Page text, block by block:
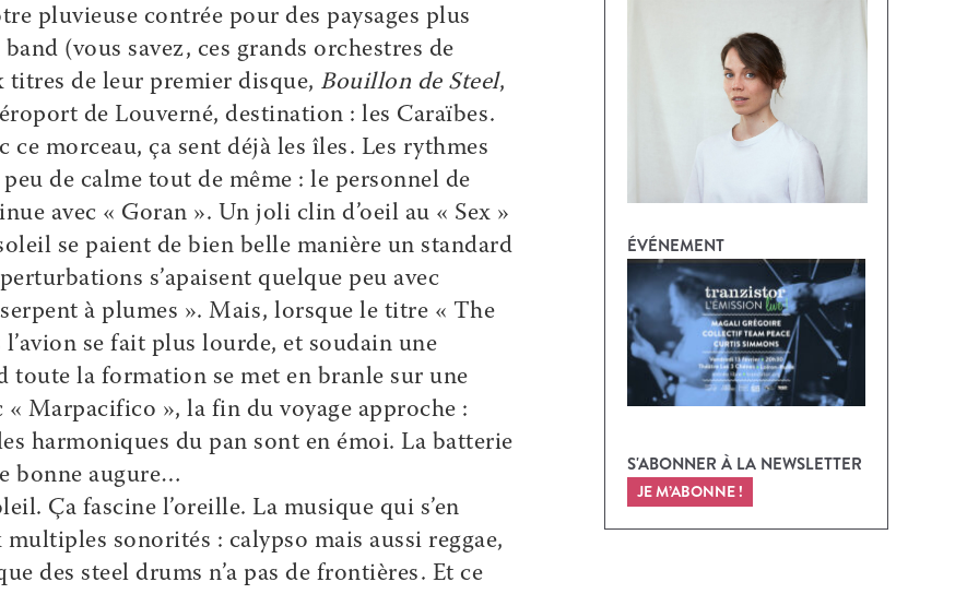
pluvieuse contrée pour des paysages plus
(vous savez, ces grands orchestres de
titres de leur premier disque, Bouillon de Steel,
de Louverné, destination : les Caraïbes.
ce morceau, ça sent déjà les îles. Les rythmes
de calme tout de même : le personnel de
avec « Goran ». Un joli clin d’oeil au « Sex »
se paient de bien belle manière un standard
s’apaisent quelque peu avec
à plumes ». Mais, lorsque le titre « The
se fait plus lourde, et soudain une
toute la formation se met en branle sur une
Marpacifico », la fin du voyage approche :
harmoniques du pan sont en émoi. La batterie
bonne augure…
Ça fascine l’oreille. La musique qui s’en
multiples sonorités : calypso mais aussi reggae,
des steel drums n’a pas de frontières. Et ce
ÉVÉNEMENT
S'ABONNER À LA NEWSLETTER
JE M’ABONNE !